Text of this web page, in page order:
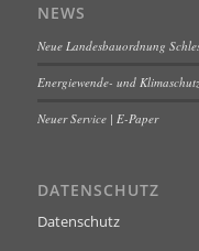
NEWS
Neue Landesbauordnung
Energiewende- und
Neuer Service | E-Paper
DATENSCHUTZ
Datenschutz